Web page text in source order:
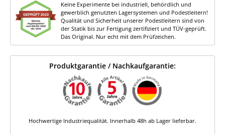
Keine Experimente bei industriell, behördlich und
gewerblich genutzten Lagersystemen und Podestleitern!
Qualität und Sicherheit unserer Podestleitern sind von
der Statik bis zur Fertigung zertifiziert und TÜV-geprüft.
Das Original. Nur echt mit dem Prüfzeichen.
Produktgarantie / Nachkaufgarantie:
Hochwertige Industriequalität. Innerhalb 48h ab Lager lieferbar.